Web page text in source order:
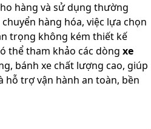
hàng và sử dụng thường
hàng hóa, việc lựa chọn
trọng không kém thiết kế
thể tham khảo các dòng xe
bánh xe chất lượng cao, giúp
hỗ trợ vận hành an toàn, bền